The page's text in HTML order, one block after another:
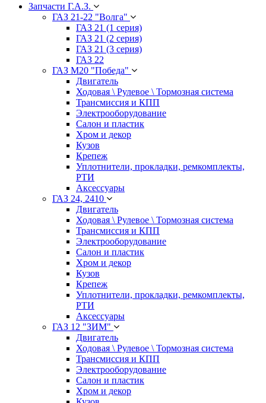
Запчасти Г.А.З.
ГАЗ 21-22 "Волга"
ГАЗ 21 (1 серия)
ГАЗ 21 (2 серия)
ГАЗ 21 (3 серия)
ГАЗ 22
ГАЗ М20 "Победа"
Двигатель
Ходовая \ Рулевое \ Тормозная система
Трансмиссия и КПП
Электрооборудование
Салон и пластик
Хром и декор
Кузов
Крепеж
Уплотнители, прокладки, ремкомплекты,
РТИ
Аксессуары
ГАЗ 24, 2410
Двигатель
Ходовая \ Рулевое \ Тормозная система
Трансмиссия и КПП
Электрооборудование
Салон и пластик
Хром и декор
Кузов
Крепеж
Уплотнители, прокладки, ремкомплекты,
РТИ
Аксессуары
ГАЗ 12 "ЗИМ"
Двигатель
Ходовая \ Рулевое \ Тормозная система
Трансмиссия и КПП
Электрооборудование
Салон и пластик
Хром и декор